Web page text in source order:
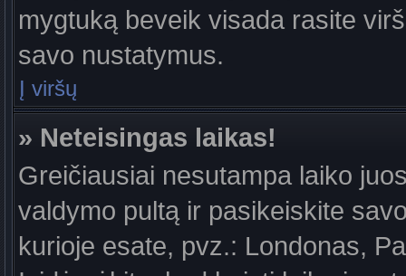
mygtuką beveik visada rasite
savo nustatymus.
Į viršų
» Neteisingas laikas!
Greičiausiai nesutampa laiko
valdymo pultą ir pasikeiskite
kurioje esate, pvz.: Londonas,